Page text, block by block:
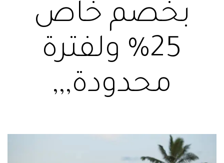
بخصم خاص
25% ولفترة
محدودة,,,